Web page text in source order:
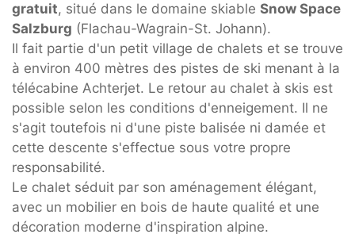
gratuit, situé dans le domaine skiable Snow Space
Salzburg (Flachau-Wagrain-St. Johann).
Il fait partie d'un petit village de chalets et se trouve
à environ 400 mètres des pistes de ski menant à la
télécabine Achterjet. Le retour au chalet à skis est
possible selon les conditions d'enneigement. Il ne
s'agit toutefois ni d'une piste balisée ni damée et
cette descente s'effectue sous votre propre
responsabilité.
Le chalet séduit par son aménagement élégant,
avec un mobilier en bois de haute qualité et une
décoration moderne d'inspiration alpine.